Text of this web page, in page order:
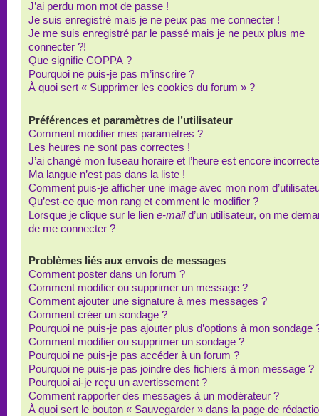
J’ai perdu mon mot de passe !
Je suis enregistré mais je ne peux pas me connecter !
Je me suis enregistré par le passé mais je ne peux plus me
connecter ?!
Que signifie COPPA ?
Pourquoi ne puis-je pas m’inscrire ?
À quoi sert « Supprimer les cookies du forum » ?
Préférences et paramètres de l’utilisateur
Comment modifier mes paramètres ?
Les heures ne sont pas correctes !
J’ai changé mon fuseau horaire et l’heure est encore
Ma langue n’est pas dans la liste !
Comment puis-je afficher une image avec mon nom
Qu’est-ce que mon rang et comment le modifier ?
Lorsque je clique sur le lien e-maild’un utilisateur, on me
de me connecter ?
Problèmes liés aux envois de messages
Comment poster dans un forum ?
Comment modifier ou supprimer un message ?
Comment ajouter une signature à mes messages ?
Comment créer un sondage ?
Pourquoi ne puis-je pas ajouter plus d’options à mon sondage
Comment modifier ou supprimer un sondage ?
Pourquoi ne puis-je pas accéder à un forum ?
Pourquoi ne puis-je pas joindre des fichiers à mon message ?
Pourquoi ai-je reçu un avertissement ?
Comment rapporter des messages à un modérateur ?
À quoi sert le bouton « Sauvegarder » dans la page de